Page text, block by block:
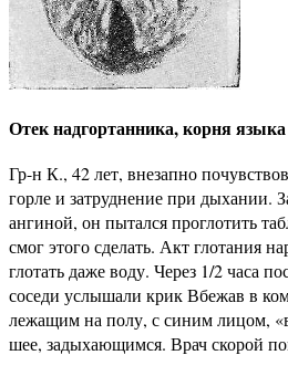
Отек надгортанника, корня
Гр-н К., 42 лет, внезапно
горле и затруднение при дыхании.
ангиной, он пытался проглотить
смог этого сделать. Акт глотания
глотать даже воду. Через 1/2 часа
соседи услышали крик Вбежав в
лежащим на полу, с синим лицом,
шее, задыхающимся. Врач скорой